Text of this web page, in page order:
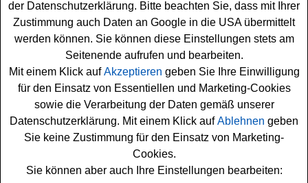
es ein Focus JAM2 6.8 E- Mountainbike im Wert von
5699 Euro, ein Rose Backroad Force AXS im Wert von
ca. 4200 Euro, ein Storck Aerfast.5 Team im Wert von ca.
8499 Euro sowie ein CANYON Grizl CF 9 ESC w/RIFT
im Wert von ca. 5999 Euro. Mit etwas Glück können Sie
ein solches Fahrrad oder E-Bike gewinnen.
Falls Sie bei dem BikeX Gewinnspiel kostenlos
mitmachen möchten, müssen Sie kurz die Leserwahl
absolvieren und können sich danach Ihre Gewinnchance
sichern. Vielleicht haben Sie ja Glück und können ein
der Datenschutzerklärung. Bitte beachten Sie, dass mit Ihrer
Zustimmung auch Daten an Google in die USA übermittelt
werden können. Sie können diese Einstellungen stets am
Seitenende aufrufen und bearbeiten.
Mit einem Klick aufAkzeptieren geben Sie Ihre Einwilligung
für den Einsatz von Essentiellen und Marketing-Cookies
sowie die Verarbeitung der Daten gemäß unserer
Datenschutzerklärung. Mit einem Klick aufAblehnen geben
Sie keine Zustimmung für den Einsatz von Marketing-
Cookies.
Sie können aber auch Ihre Einstellungen bearbeiten: